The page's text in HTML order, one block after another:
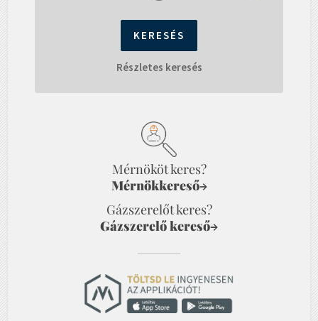
Részletes keresés
Mérnököt keres?
Mérnökkereső→
Gázszerelőt keres?
Gázszerelő kereső→